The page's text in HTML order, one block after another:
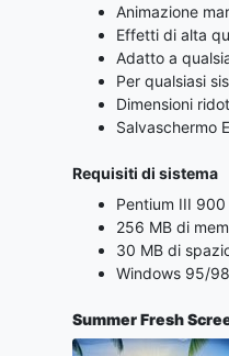
Animazione
Effetti di alta
Adatto a
Per qualsiasi
Dimensioni
Salvaschermo
Requisiti di sistema
Pentium III
256 MB di
30 MB di
Windows 95/
Summer Fresh